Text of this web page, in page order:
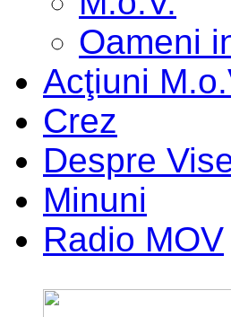
Oameni
Acţiuni
Crez
Despre
Minuni
Radio MOV